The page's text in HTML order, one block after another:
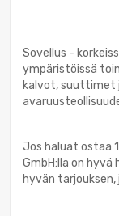
Sovellus -
ympäristöissä
kalvot, suuttimet
Jos haluat ostaa
GmbH:lla on
hyvän